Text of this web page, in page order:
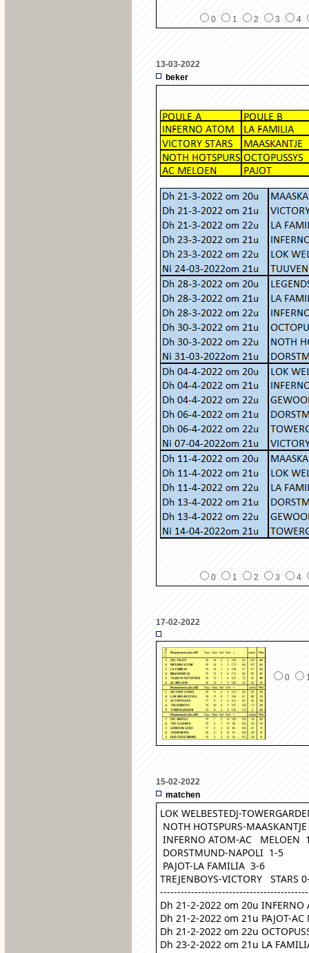
0 1 2 3 4
13-03-2022
beker
0 1 2 3 4
17-02-2022
0
15-02-2022
matchen
LOK WELBESTEDJ-
NOTH HOTSPURS-
INFERNO ATOM-AC   MELOEN
DORSTMUND-NAPOLI  1-5
PAJOT-LA FAMILIA  3-6
TREJENBOYS-VICTORY   STARS
Dh 21-2-2022 om 20u INFERNO
Dh 21-2-2022 om 21u PAJOT-AC
Dh 21-2-2022 om 22u
Dh 23-2-2022 om 21u LA